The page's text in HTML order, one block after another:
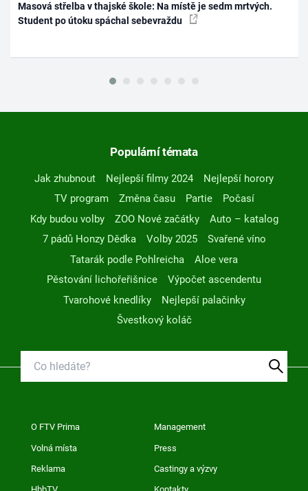
Masová střelba v thajské škole: Na místě je sedm mrtvých.
Student po útoku spáchal sebevraždu
Populární témata
Jak zhubnout Nejlepší filmy 2024
Nejlepší horory
TV program
Změna času Partie
Počasí
Kdy budou volby
ZOO Nové začátky
Auto – katalog
7 pádů Honzy Dědka
Volby 2025
Svařené víno
Tatarák podle Pohlreicha
Aloe vera
Pěstování lichořeřišnice
Výpočet ascendentu
Tvarohové knedlíky
Nejlepší palačinky
Švestkový koláč
O FTV Prima Management
Volná místa Press
Reklama Castingy a výzvy